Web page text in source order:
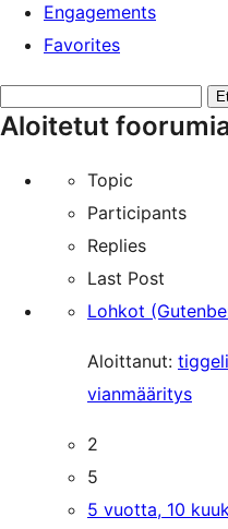
Engagements
Favorites
aiheita:
Aloitetut
Topic
Participants
Replies
Last Post
Lohkot
Aloittanut: tiggeli
vianmääritys
2
5
5 vuotta, 10